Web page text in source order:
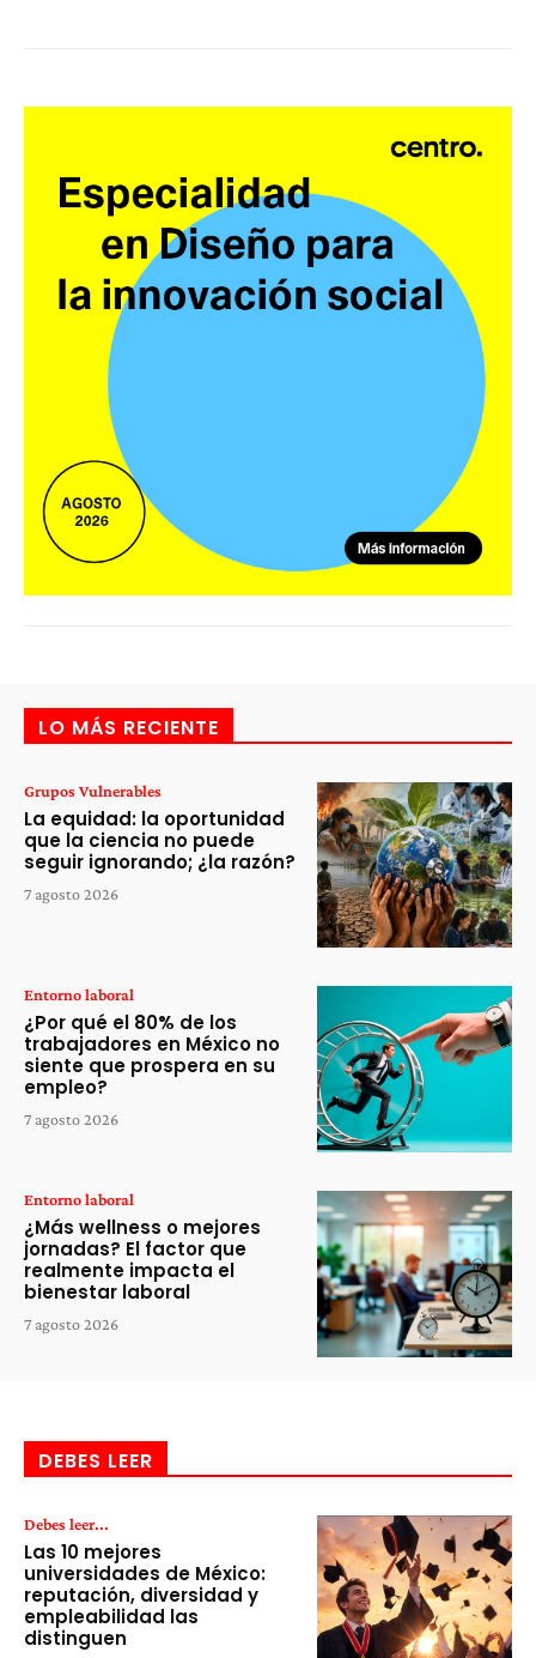
LO MÁS RECIENTE
Grupos Vulnerables
La equidad: la oportunidad
que la ciencia no puede
seguir ignorando; ¿la razón?
7 agosto 2026
Entorno laboral
¿Por qué el 80% de los
trabajadores en México no
siente que prospera en su
empleo?
7 agosto 2026
Entorno laboral
¿Más wellness o mejores
jornadas? El factor que
realmente impacta el
bienestar laboral
7 agosto 2026
DEBES LEER
Debes leer...
Las 10 mejores
universidades de México:
reputación, diversidad y
empleabilidad las
distinguen